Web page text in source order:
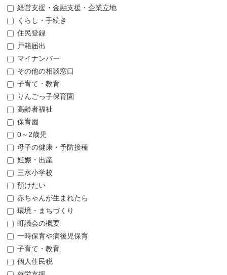
経営支援・金融支援・企業立地
くらし・手続き
住民登録
戸籍届出
マイナンバー
その他の相談窓口
子育て・教育
りんごっ子保育園
高齢者福祉
保育園
0～2歳児
母子の健康・予防接種
妊娠・出産
三水小学校
預けたい
赤ちゃんが生まれたら
環境・まちづくり
町議会の概要
一時保育や病後児保育
子育て・教育
個人住民税